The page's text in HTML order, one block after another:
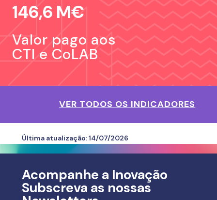
146,6 M€
Valor pago aos
CTI e CoLAB
VER TODOS OS INDICADORES
Última atualização:14/07/2026
Acompanhe a Inovação
Subscreva as nossas